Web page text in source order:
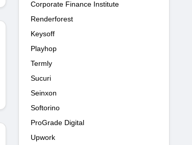
Corporate Finance Institute
Renderforest
Keysoff
Playhop
Termly
Sucuri
Seinxon
Softorino
ProGrade Digital
Upwork